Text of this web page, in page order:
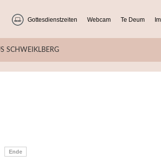
Gottesdienstzeiten Webcam Te Deum
SCHWEIKLBERG
Ende